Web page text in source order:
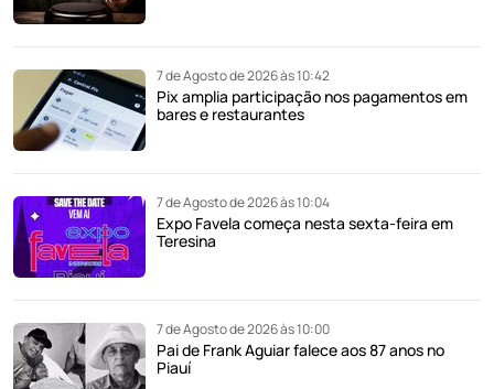
7 de Agosto de 2026 às 10:42
Pix amplia participação nos pagamentos em
bares e restaurantes
7 de Agosto de 2026 às 10:04
Expo Favela começa nesta sexta-feira em
Teresina
7 de Agosto de 2026 às 10:00
Pai de Frank Aguiar falece aos 87 anos no
Piauí